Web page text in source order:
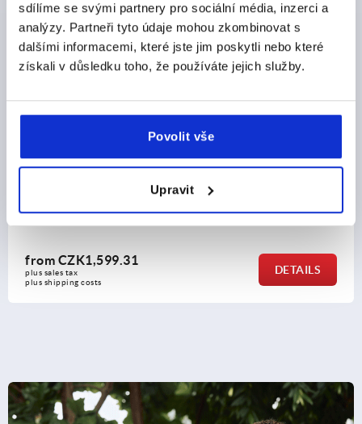
sdílíme se svými partnery pro sociální média, inzerci a
analýzy. Partneři tyto údaje mohou zkombinovat s
dalšími informacemi, které jste jim poskytli nebo které
získali v důsledku toho, že používáte jejich služby.
Povolit vše
Upravit
K1559
Quarter-turn clamp locks stainless steel, knob plastic or
from CZK1,599.31
plus sales tax
plus shipping costs
DETAILS